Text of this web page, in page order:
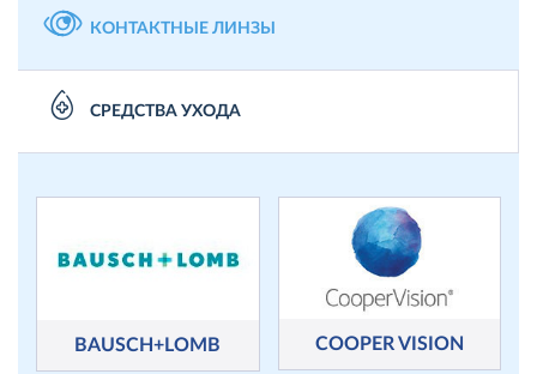
КОНТАКТНЫЕ ЛИНЗЫ
СРЕДСТВА УХОДА
BAUSCH+LOMB COOPER VISION